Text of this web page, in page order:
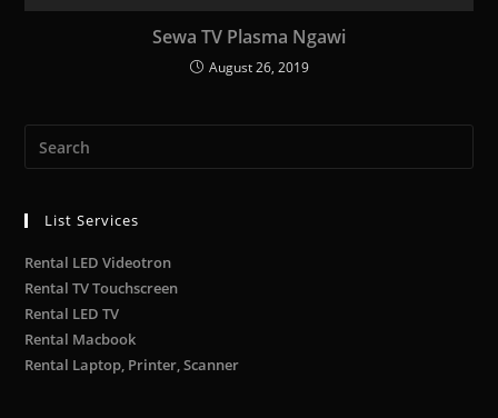
Sewa TV Plasma Ngawi
August 26, 2019
List Services
Rental LED Videotron
Rental TV Touchscreen
Rental LED TV
Rental Macbook
Rental Laptop, Printer, Scanner